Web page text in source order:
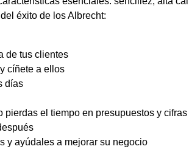
éxito de los Albrecht:
de tus clientes
cíñete a ellos
días
pierdas el tiempo en presupuestos y cifras
y ayúdales a mejorar su negocio